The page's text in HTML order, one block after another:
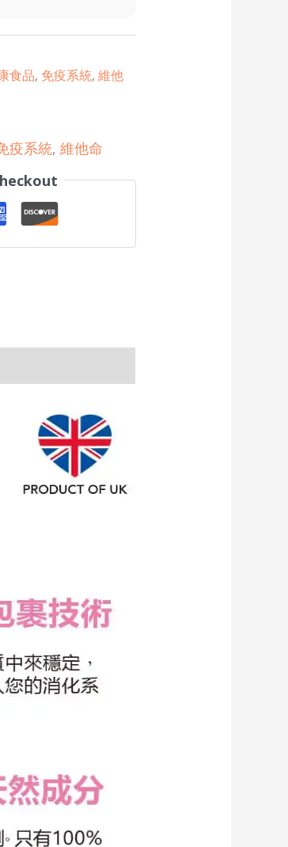
食品, 免疫系統,維他
疫系統,維他命